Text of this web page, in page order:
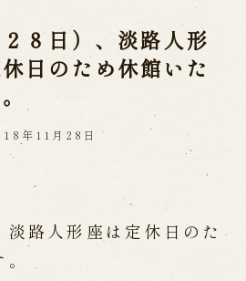
ついて
座員紹介
路師匠
立ち
した人々
受け継いで
開催中の公演
８日）、淡路人形
日のため休館いた
年11月28日
路人形座は定休日のた